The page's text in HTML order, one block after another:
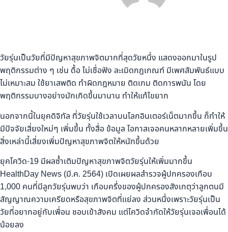
วัยรุ่นเป็นวัยที่มีปัญหาสุขภาพจิตมากที่สุดวัยหนึ่ง แสดงออกมาในรูป
พฤติกรรมต่าง ๆ เช่น ดื้อ ไม่เชื่อฟัง ละเมิดกฎเกณฑ์ มีเพศสัมพันธ์แบบ
ไม่เหมาะสม ใช้ยาเสพติด ทำผิดกฎหมาย ติดเกม ติดการพนัน โดย
พฤติกรรมบางอย่างมักเกิดขึ้นมานาน ทำให้แก้ไขยาก
นอกจากนี้ในยุคดิจิทัล ที่วัยรุ่นใช้เวลาบนโลกอินเตอร์เน็ตมากขึ้น ก็ทำให้
มีปัจจัยเสี่ยงใหม่ๆ เพิ่มขึ้น ทั้งสื่อ ข้อมูล โอกาสเจอคนหลากหลายเพิ่มขึ้น
สิ่งเหล่านี้เสี่ยงเพิ่มปัญหาสุขภาพจิตให้หนักขึ้นด้วย
ยุคโควิด-19 มีผลซ้ำเติมปัญหาสุขภาพจิตวัยรุ่นให้เพิ่มมากขึ้น
HealthDay News (มี.ค. 2564) เปิดเผยผลสำรวจผู้ปกครองเกือบ
1,000 คนที่มีลูกวัยรุ่นพบว่า เกือบครึ่งของผู้ปกครองสังเกตุว่าลูกตนมี
สัญญาณความเครียดหรือสุขภาพจิตที่แย่ลง ส่วนหนึ่งเพราะวัยรุ่นเป็น
วัยที่อยากอยู่กับเพื่อน ชอบเข้าสังคม แต่โควิดจำกัดให้วัยรุ่นเจอเพื่อนได้
น้อยลง